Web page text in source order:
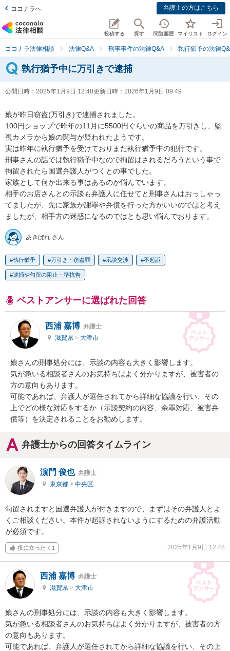
ココナラへ 弁護士の方はこちら
投稿する 探す 閲覧履歴 マイリスト ログイン
ココナラ法律相談 法律Q&A 刑事事件の法律Q&A 執行猶予の法律
執行猶予中に万引きで逮捕
公開日時： 2025年1月9日 12:48更新日時： 2026年1月9日 09:49
娘が昨日窃盗(万引き)で逮捕されました。
100円ショップで昨年の11月に5500円ぐらいの商品を万引きし、監
視カメラから娘の関与が疑われたようです。
実は昨年に執行猶予を受けておりまだ執行猶予中の犯行です。
刑事さんの話では執行猶予中なので拘留はされるだろうという事で
拘留されたら国選弁護人がつくとの事でした。
家族として何か出来る事はあるのか悩んでいます。
相手のお店さんとの示談も弁護人に任せてと刑事さんはおっしゃっ
てましたが、先に家族が謝罪や弁償を行った方がいいのではと考え
ましたが、相手方の迷惑になるのではとも思い悩んでおります。
あきばれ さん
執行猶予 万引き・窃盗罪 示談交渉 不起訴
逮捕や勾留の阻止・準抗告
ベストアンサーに選ばれた回答
西浦 嘉博 弁護士
滋賀県 > 大津市
娘さんの刑事処分には、示談の内容も大きく影響します。
気が急いる相談者さんのお気持ちはよく分かりますが、被害者の
方の意向もあります。
可能であれば、弁護人が選任されてから詳細な協議を行い、その
上でどの様な対応をするか（示談契約の内容、余罪対応、被害弁
償等）を決定されることをお勧めします。
弁護士からの回答タイムライン
濵門 俊也 弁護士
東京都 > 中央区
勾留されますと国選弁護人が付きますので、まずはその弁護人とよ
くご相談ください。本件が起訴されないようにするための弁護活動
が必須です。
役に立った 1 2025年1月9日 12:48
西浦 嘉博 弁護士
滋賀県 > 大津市
娘さんの刑事処分には、示談の内容も大きく影響します。
気が急いる相談者さんのお気持ちはよく分かりますが、被害者の方
の意向もあります。
可能であれば、弁護人が選任されてから詳細な協議を行い、その上